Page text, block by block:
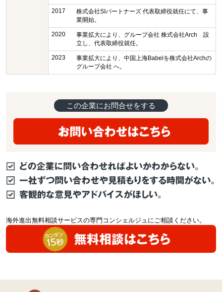
2017
株式会社SIパートナーズ 代表取締役就任にて、事
業開始。
2020
事業拡大により、グループ会社 株式会社Arch 設
立し、代表取締役就任。
2023
事業拡大により、中国上海Babelを株式会社Archの
グループ会社 へ。
この企業にお問合せをする
海外進出無料相談サービスの専門コンシェルジュにご相談ください。